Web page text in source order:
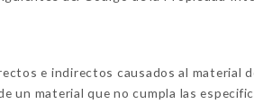
e indirectos causados al material
un material que no cumpla las